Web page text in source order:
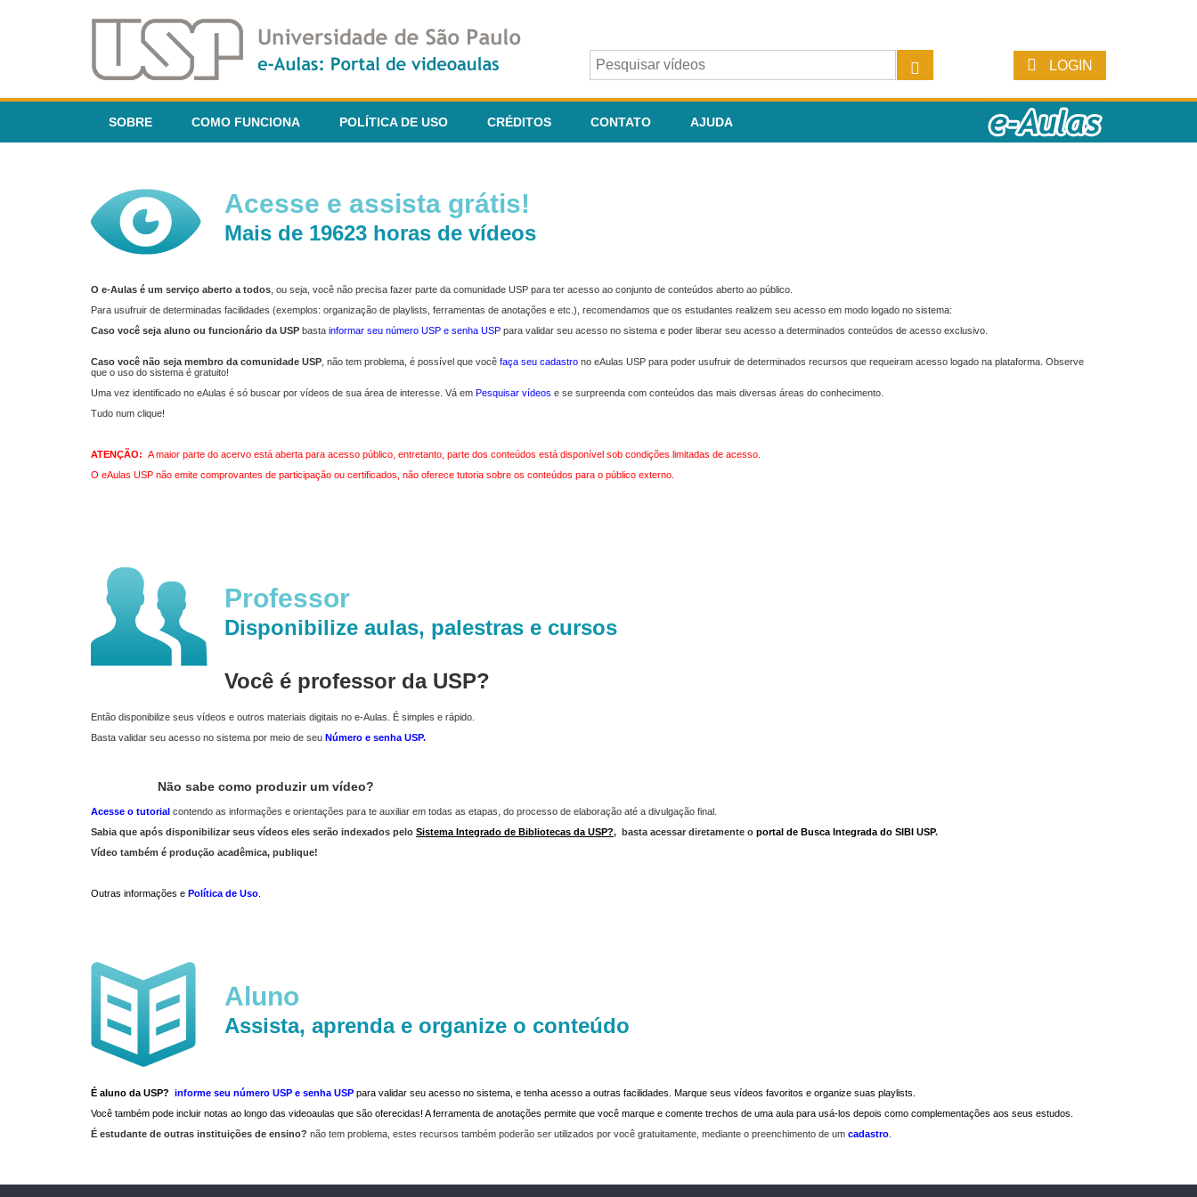
LOGIN
SOBRE COMO FUNCIONA POLÍTICA DE USO CRÉDITOS CONTATO AJUDA
Acesse e assista grátis!
Mais de 19623 horas de vídeos
O e-Aulas é um serviço aberto a todos , ou seja, você não precisa fazer parte da comunidade USP para ter acesso ao conjunto de conteúdos aberto ao público.
Para usufruir de determinadas facilidades (exemplos: organização de playlists, ferramentas de anotações e etc.), recomendamos que os estudantes realizem seu acesso em modo logado no sistema:
Caso você seja aluno ou funcionário da USP basta informar seu número USP e senha USP para validar seu acesso no sistema e poder liberar seu acesso a determinados conteúdos de acesso exclusivo.
Caso você não seja membro da comunidade USP , não tem problema, é possível que você faça seu cadastro no eAulas USP para poder usufruir de determinados recursos que requeiram acesso logado na plataforma. Observe
que o uso do sistema é gratuito!
Uma vez identificado no eAulas é só buscar por vídeos de sua área de interesse. Vá em Pesquisar vídeos e se surpreenda com conteúdos das mais diversas áreas do conhecimento.
Tudo num clique!
ATENÇÃO: A maior parte do acervo está aberta para acesso público, entretanto, parte dos conteúdos está disponível sob condições limitadas de acesso.
O eAulas USP não emite comprovantes de participação ou certificados, não oferece tutoria sobre os conteúdos para o público externo.
Professor
Disponibilize aulas, palestras e cursos
Você é professor da USP?
Então disponibilize seus vídeos e outros materiais digitais no e-Aulas. É simples e rápido.
Basta validar seu acesso no sistema por meio de seu Número e senha USP.
Não sabe como produzir um vídeo?
Acesse o tutorial contendo as informações e orientações para te auxiliar em todas as etapas, do processo de elaboração até a divulgação final.
Sabia que após disponibilizar seus vídeos eles serão indexados pelo Sistema Integrado de Bibliotecas da USP?, basta acessar diretamente o portal de Busca Integrada do SIBI USP.
Vídeo também é produção acadêmica, publique!
Outras informações e Política de Uso
Aluno
Assista, aprenda e organize o conteúdo
É aluno da USP? informe seu número USP e senha USP para validar seu acesso no sistema, e tenha acesso a outras facilidades. Marque seus vídeos favoritos e organize suas playlists.
Você também pode incluir notas ao longo das videoaulas que são oferecidas! A ferramenta de anotações permite que você marque e comente trechos de uma aula para usá-los depois como complementações aos seus estudos.
É estudante de outras instituições de ensino? não tem problema, estes recursos também poderão ser utilizados por você gratuitamente, mediante o preenchimento de um cadastro